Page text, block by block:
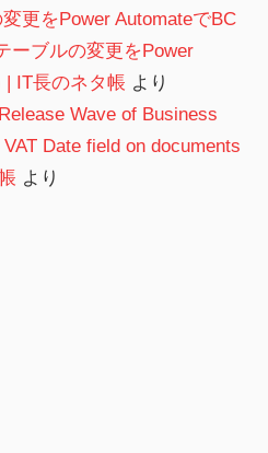
更をPower AutomateでBC
ーブルの変更をPower
| IT長のネタ帳 より
Wave of Business
VAT Date field on documents
より